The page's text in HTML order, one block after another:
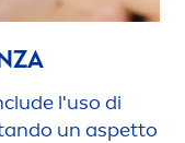
l'uso di
un aspetto